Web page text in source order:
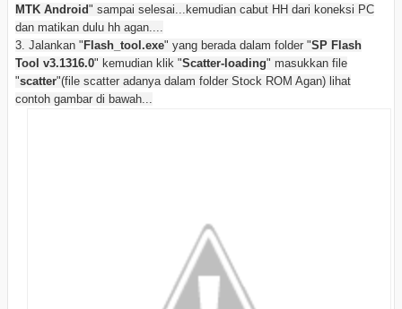
MTK Android" sampai selesai...kemudian cabut HH dari koneksi PC
dan matikan dulu hh agan....
3. Jalankan "Flash_tool.exe" yang berada dalam folder "SP Flash
Tool v3.1316.0" kemudian klik "Scatter-loading" masukkan file
"scatter"(file scatter adanya dalam folder Stock ROM Agan) lihat
contoh gambar di bawah...